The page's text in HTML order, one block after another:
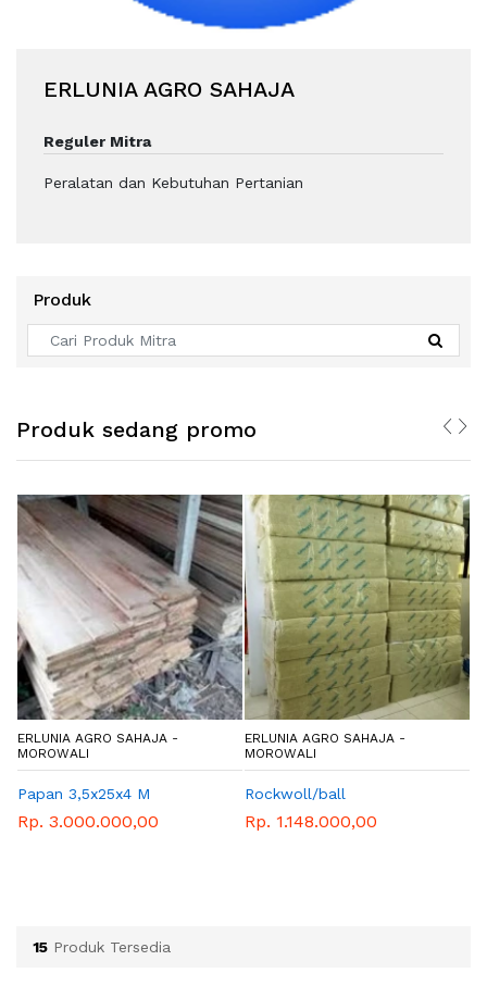
ERLUNIA AGRO SAHAJA
Reguler Mitra
Peralatan dan Kebutuhan Pertanian
Produk
Produk sedang promo
ERLUNIA AGRO SAHAJA -
MOROWALI
Papan 3,5x25x4 M
Rp. 3.000.000,00
ERLUNIA AGRO SAHAJA -
MOROWALI
Rockwoll/ball
Rp. 1.148.000,00
15 Produk Tersedia